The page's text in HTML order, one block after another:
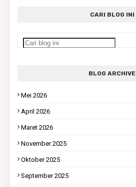
CARI BLOG INI
BLOG ARCHIVE
Mei 2026
April 2026
Maret 2026
November 2025
Oktober 2025
September 2025